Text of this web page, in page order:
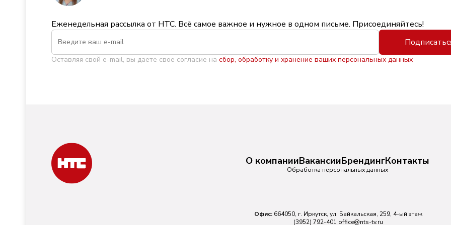
Еженедельная рассылка от НТС. Всё самое важное и нужное в одном письме. Присоединяйтесь!
Оставляя свой e-mail, вы даете свое согласие на сбор, обработку и хранение ваших персональных данных
О компанииВакансииБрендингКонтакты
Обработка персональных данных
Офис: 664050, г. Иркутск, ул. Байкальская, 259, 4-ый этаж
(3952) 792-401 office@nts-tv.ru